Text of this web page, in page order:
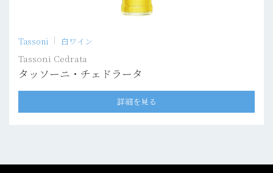
Tassoni 白ワイン
Tassoni Cedrata
タッソーニ・チェドラータ
詳細を見る